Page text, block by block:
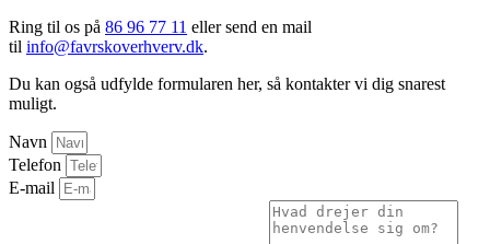
Ring til os på 86 96 77 11 eller send en mail
til info@favrskoverhverv.dk.
Du kan også udfylde formularen her, så kontakter vi dig snarest
muligt.
Navn
Telefon
E-mail